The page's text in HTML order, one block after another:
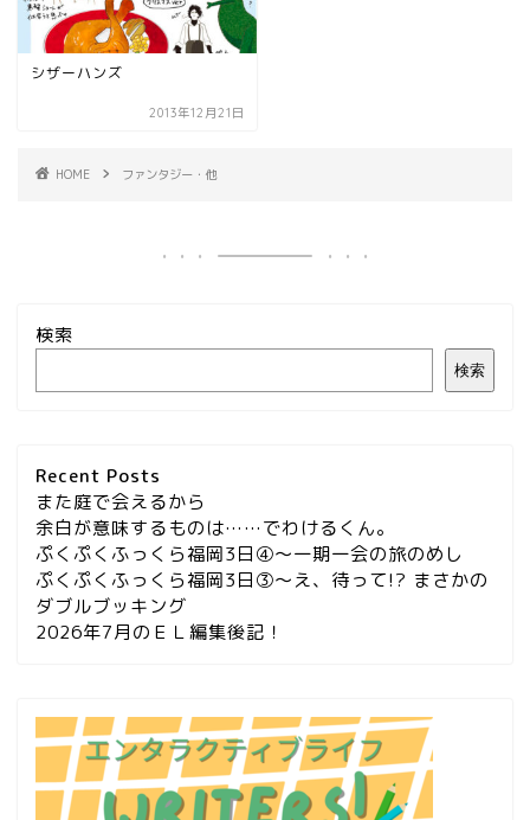
シザーハンズ
2013年12月21日
HOME ファンタジー・他
検索
検索
Recent Posts
また庭で会えるから
余白が意味するものは……でわけるくん。
ぷくぷくふっくら福岡3日④～一期一会の旅のめし
ぷくぷくふっくら福岡3日③～え、待って!? まさかの
ダブルブッキング
2026年7月のＥＬ編集後記！